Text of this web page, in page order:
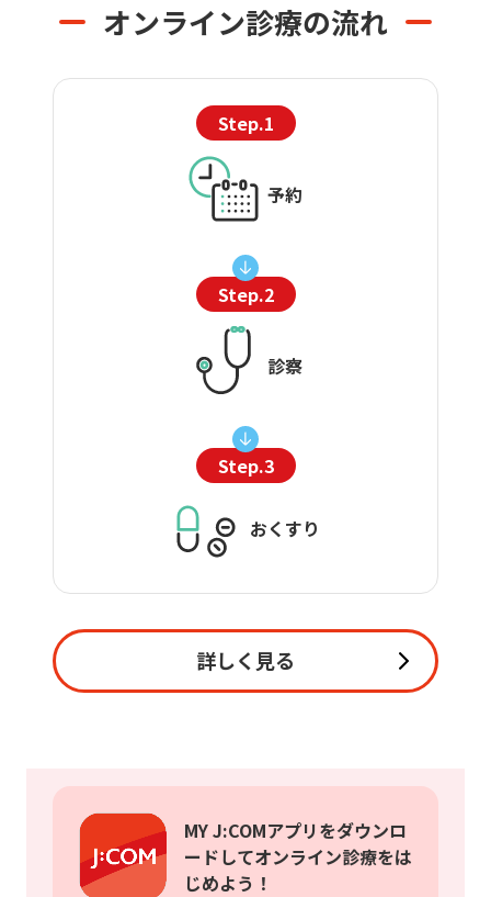
オンライン診療の流れ
Step.1
予約
Step.2
診察
Step.3
おくすり
詳しく見る
MY J:COMアプリをダウンロ
ードしてオンライン診療をは
じめよう！